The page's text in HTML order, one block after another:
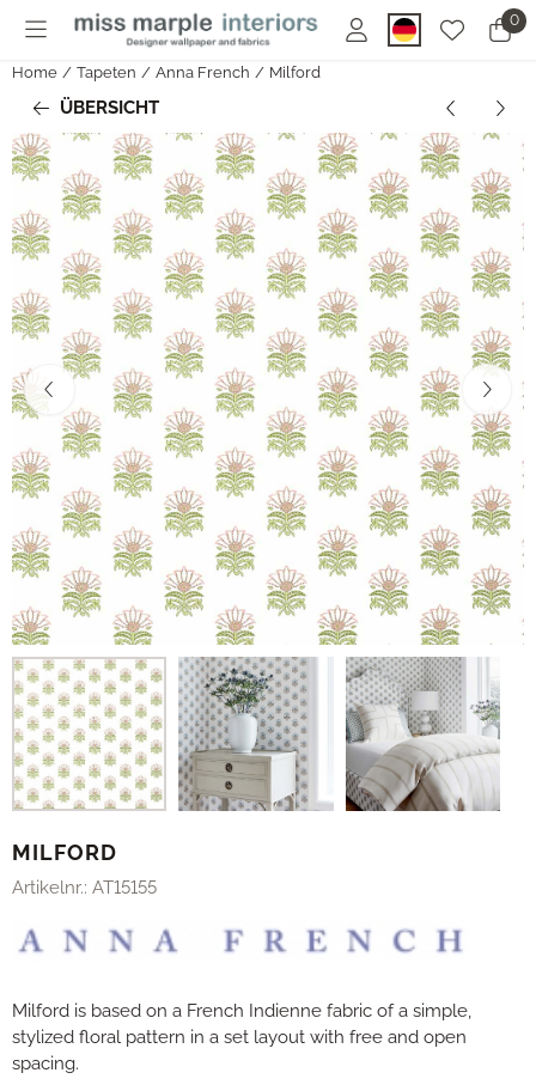
Cookie-Einstellungen sind derzeit geschlossen. 0
Home / Tapeten / Anna French / Milford
ÜBERSICHT
MILFORD
Artikelnr.: AT15155
Milford is based on a French Indienne fabric of a simple,
stylized floral pattern in a set layout with free and open
spacing.